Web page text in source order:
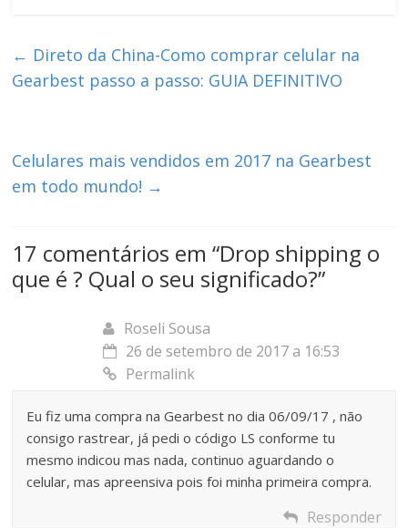
← Direto da China-Como comprar celular na
Gearbest passo a passo: GUIA DEFINITIVO
Celulares mais vendidos em 2017 na Gearbest
em todo mundo! →
17 comentários em “Drop shipping o
que é ? Qual o seu significado?”
Roseli Sousa
26 de setembro de 2017 a 16:53
Permalink
Eu fiz uma compra na Gearbest no dia 06/09/17 , não
consigo rastrear, já pedi o código LS conforme tu
mesmo indicou mas nada, continuo aguardando o
celular, mas apreensiva pois foi minha primeira compra.
Responder